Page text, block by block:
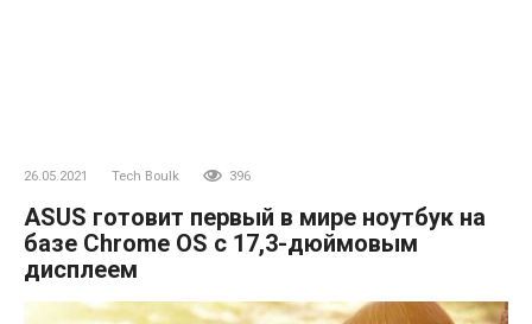
26.05.2021 Tech Boulk 396
ASUS готовит первый в мире ноутбук на
базе Chrome OS с 17,3-дюймовым
дисплеем